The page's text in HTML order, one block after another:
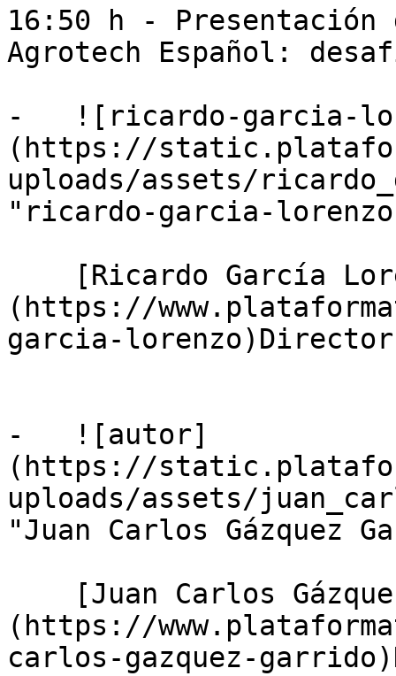
16:50 h - Presentación
Agrotech Español:
-   ![ricardo-garcia-
(https://
uploads/assets/
"ricardo-garcia-
(https://
garcia-lorenzo)Director
-   ![autor]
(https://
uploads/assets/
"Juan Carlos Gázquez
(https://
carlos-gazquez-